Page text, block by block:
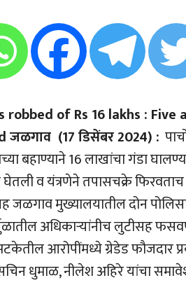
robbed of Rs 16 lakhs :
(17 डिसेंबर 2024) :
बहाण्याने 16 लाखांचा गंडा
व यंत्रणेने तपासचक्रे फिरवताच
मुख्यालयातील दोन
अधिकार्‍यांनीच लुटीसह
आरोपींमध्ये ग्रेडेड फौजदार
धुमाळ, नीलेश अहिरे यांचा